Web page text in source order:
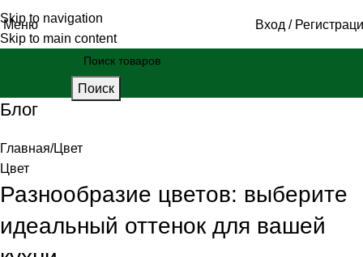
Skip to navigation
Skip to main content
Меню Вход /
Поиск
Блог
Главная Цвет
Цвет
Разнообразие цветов: выберите
идеальный оттенок для вашей